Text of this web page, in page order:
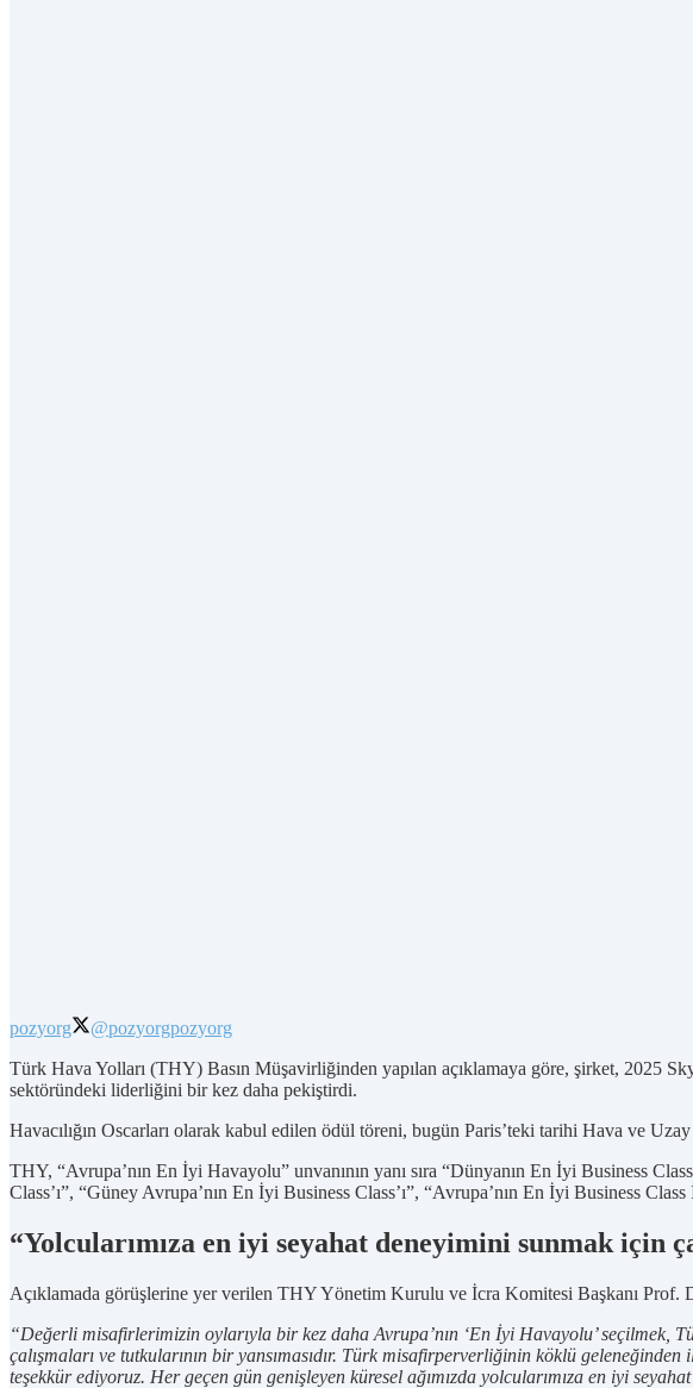
pozyorg @pozyorgpozyorg
Türk Hava Yolları (THY) Basın Müşavirliğinden yapılan açıklamaya göre, şirket, 2025
sektöründeki liderliğini bir kez daha pekiştirdi.
Havacılığın Oscarları olarak kabul edilen ödül töreni, bugün Paris’teki tarihi Hava ve
THY, “Avrupa’nın En İyi Havayolu” unvanının yanı sıra “Dünyanın En İyi Business
Class’ı”, “Güney Avrupa’nın En İyi Business Class’ı”, “Avrupa’nın En İyi Business
“Yolcularımıza en iyi seyahat deneyimini sunmak için
Açıklamada görüşlerine yer verilen THY Yönetim Kurulu ve İcra Komitesi Başkanı
“Değerli misafirlerimizin oylarıyla bir kez daha Avrupa’nın ‘En İyi Havayolu’ seçilmek,
çalışmaları ve tutkularının bir yansımasıdır. Türk misafirperverliğinin köklü
teşekkür ediyoruz. Her geçen gün genişleyen küresel ağımızda yolcularımıza en iyi